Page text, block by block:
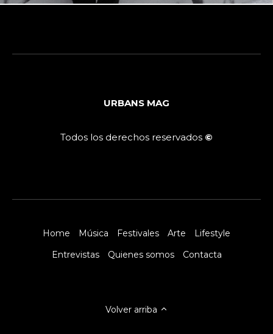
URBANS MAG
Todos los derechos reservados ©
Home Música Festivales Arte
Lifestyle
Entrevistas
Quienes somos Contacta
Volver arriba